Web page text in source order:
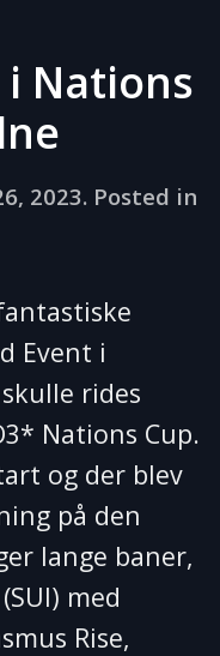
Nations
2023. Posted in
Event i
rides
Nations Cup.
og der blev
på den
lange baner,
med
Rise,